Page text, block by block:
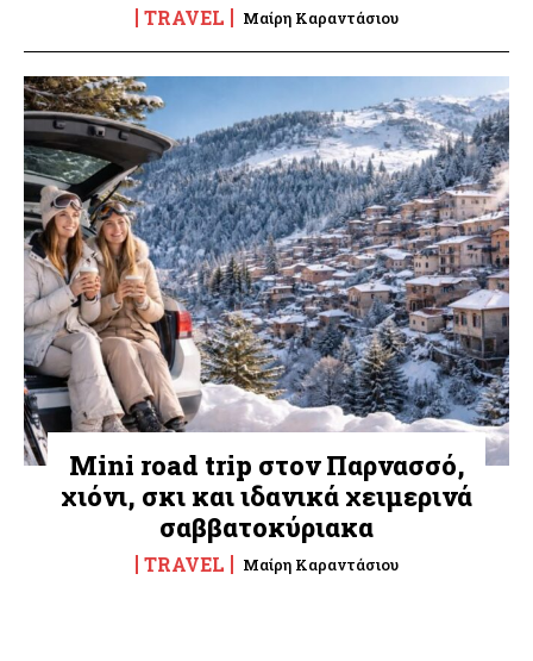
TRAVEL Μαίρη Καραντάσιου
Mini road trip στον Παρνασσό,
χιόνι, σκι και ιδανικά χειμερινά
σαββατοκύριακα
TRAVEL Μαίρη Καραντάσιου